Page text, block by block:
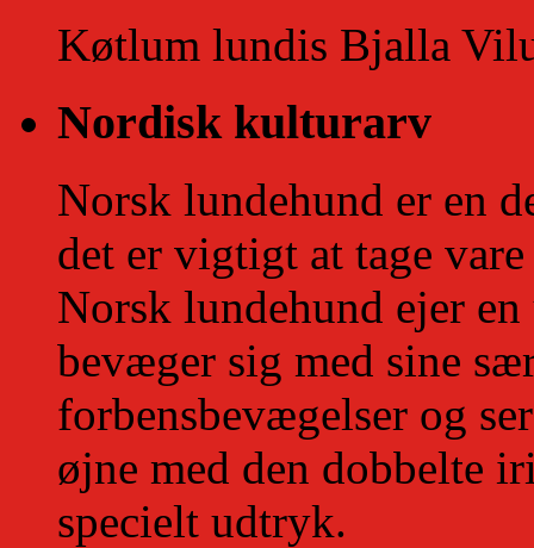
Køtlum lundis Bjalla
Nordisk kulturarv
Norsk lundehund er en
det er vigtigt at tage vare
Norsk lundehund ejer
bevæger sig med sine
forbensbevægelser og
øjne med den dobbelte
specielt udtryk.